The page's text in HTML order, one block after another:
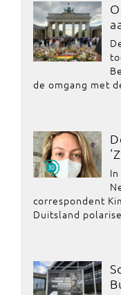
de omgang met
correspondent
Duitsland